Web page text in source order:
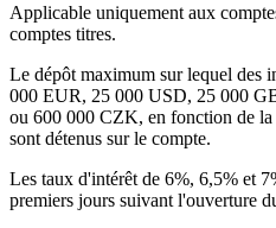
Applicable uniquement aux
comptes titres.
Le dépôt maximum sur lequel des
000 EUR, 25 000 USD, 25 000
ou 600 000 CZK, en fonction de la
sont détenus sur le compte.
Les taux d'intérêt de 6%, 6,5% et
premiers jours suivant l'ouverture